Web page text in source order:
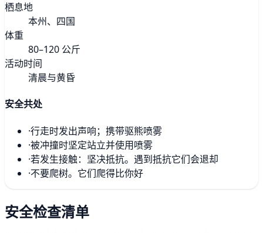
栖息地
本州、四国
体重
80–120 公斤
活动时间
清晨与黄昏
安全共处
·行走时发出声响；携带驱熊喷雾
·被冲撞时坚定站立并使用喷雾
·若发生接触：坚决抵抗。遇到抵抗它们会退却
·不要爬树。它们爬得比你好
安全检查清单